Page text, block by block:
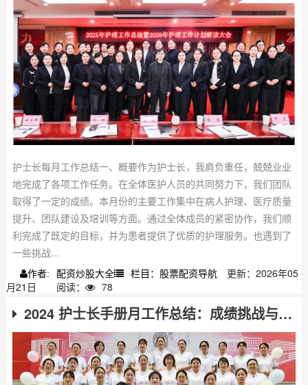
护士长每月工作总结一、概要作为护士长，我肩负重任，兢兢业业
地完成了各项工作任务。在全体医护人员的共同努力下，我们团队
取得了一定的成绩。本月份的主要工作集中在病人护理、医疗质量
提升、团队建设及培训等方面。通过全体成员的紧密协作，我们顺
利完成了既定的目标，并为患者提供了优质的护理服务。也遇到了
一些挑战...
作者: 配资炒股大全 栏目：股票配资导航
更新：2026年05
月21日
阅读： 78
2024 护士长手册月工作总结：成绩挑战与未来展望改进